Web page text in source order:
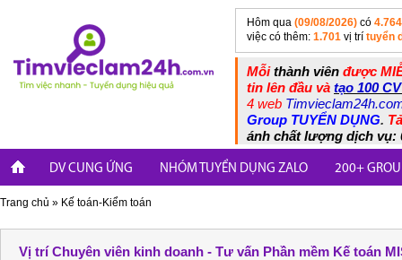
Hôm qua (09/08/2026) có 4.764
việc có thêm: 1.701 vị trí tuyển
Mỗithành viên được
tin lên đầu và tạo 100
4 web
Group TUYỂN DỤNG.
ánh chất lượng dịch vụ:
DV CUNG ỨNG NHÓM TUYỂN DỤNG ZALO 200+
Trang chủ » Kế toán-Kiểm toán
Vị trí Chuyên viên kinh doanh - Tư vấn Phần mềm Kế toán